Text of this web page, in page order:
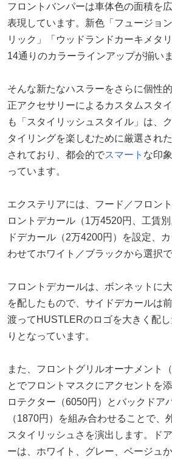
フロントバンパーは車体色の面積を
表現しています。新色「フュージョ
リック」「ウッドランドカーキメタ
14通りのカラーラインアップが揃いま
そんな新たなハスラーをさらに個性
正アクセサリーによるカスタムスタ
も「スタイリッシュスタイル」は、
タイリングを楽しむために厳選され
されており、都会的でスマート な印
っています。
エクステリアには、フード／フロン
ロントデカール（1万4520円、工賃
ドデカール（2万4200円）を設定、
わせてホワイト／ブラックから選択で
フロントデカールは、ボンネットに
を配したもので、サイドデカールは
渡ってHUSTLERのロゴを大きく配
りとなっています。
また、フロントグリルオーナメント
とでフロントマスクにアクセントを
ロテクター（6050円）とバックドア
（1870円）を組み合わせることで、
スタイリッシュさを演出します。ド
ーは、ホワイト、グレー、ベージュ